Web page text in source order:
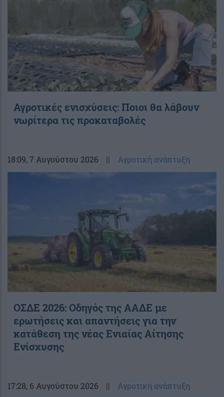
Αγροτικές ενισχύσεις: Ποιοι θα λάβουν
νωρίτερα τις προκαταβολές
18:09, 7 Αυγούστου 2026 || Αγροτική ανάπτυξη
ΟΣΔΕ 2026: Οδηγός της ΑΑΔΕ με
ερωτήσεις και απαντήσεις για την
κατάθεση της νέας Ενιαίας Αίτησης
Ενίσχυσης
17:28, 6 Αυγούστου 2026 || Αγροτική ανάπτυξη